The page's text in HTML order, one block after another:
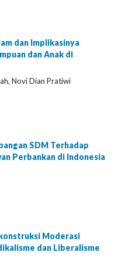
dan Implikasinya
dan Anak di
Novi Dian Pratiwi
SDM Terhadap
Perbankan di Indonesia
Moderasi
dan Liberalisme